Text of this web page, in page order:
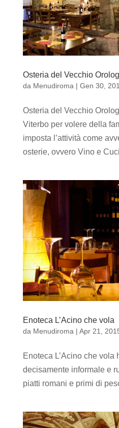
Osteria del Vecchio
da Menudiroma | Gen 30,
Osteria del Vecchio
Viterbo per volere della
imposta l’attività come
osterie, ovvero Vino e
Enoteca L’Acino che vola
da Menudiroma| Apr 21,
Enoteca L’Acino che vola
decisamente informale e
piatti romani e primi di